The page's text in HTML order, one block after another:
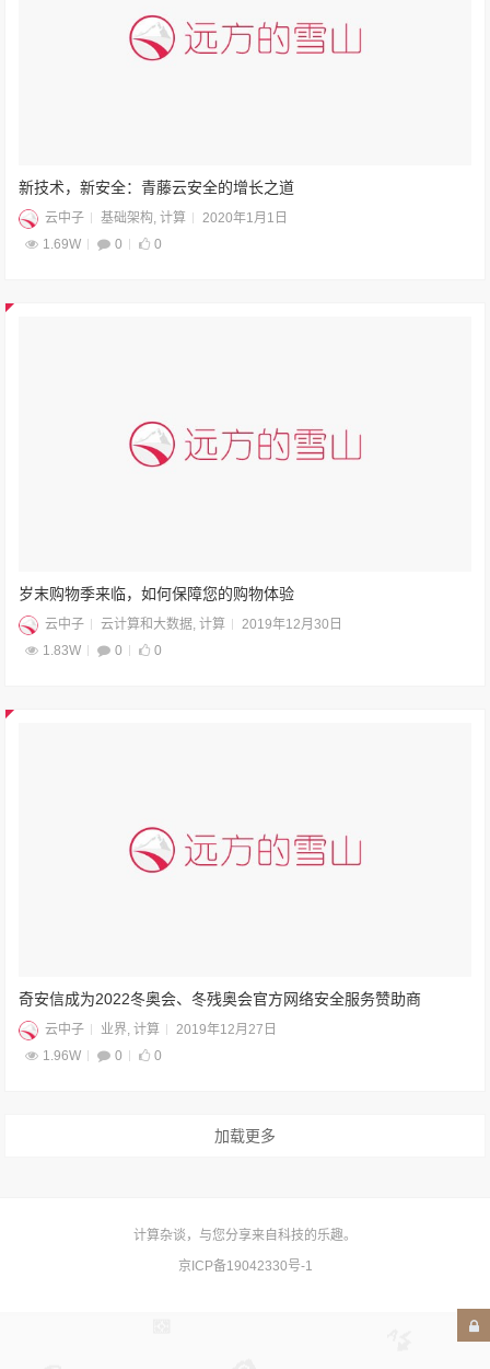
新技术，新安全：青藤云安全的增长之道
云中子 基础架构 ,计算
2020年1月1日
1.69W
0 0
岁末购物季来临，如何保障您的购物体验
云中子 云计算和大数据 ,计算
2019年12月30日
1.83W
0 0
奇安信成为2022冬奥会、冬残奥会官方网络安全服务赞助商
云中子 业界,计算
2019年12月27日
1.96W
0 0
加载更多
计算杂谈，与您分享来自科技的乐趣。
京ICP备19042330号-1